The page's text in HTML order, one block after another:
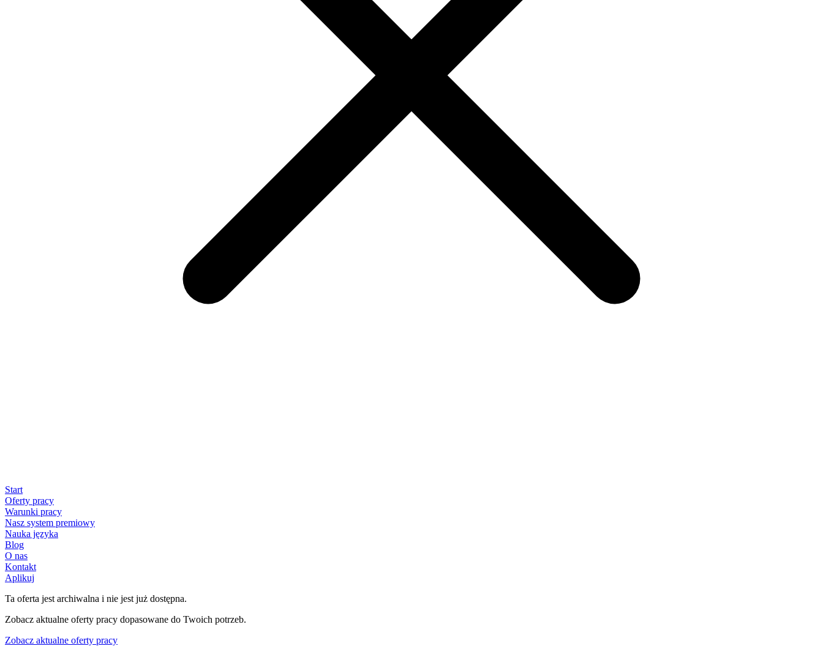
Start
Oferty pracy
Warunki pracy
Nasz system premiowy
Nauka języka
Blog
O nas
Kontakt
Aplikuj
Ta oferta jest archiwalna i nie jest już dostępna.
Zobacz aktualne oferty pracy dopasowane do Twoich potrzeb.
Zobacz aktualne oferty pracy